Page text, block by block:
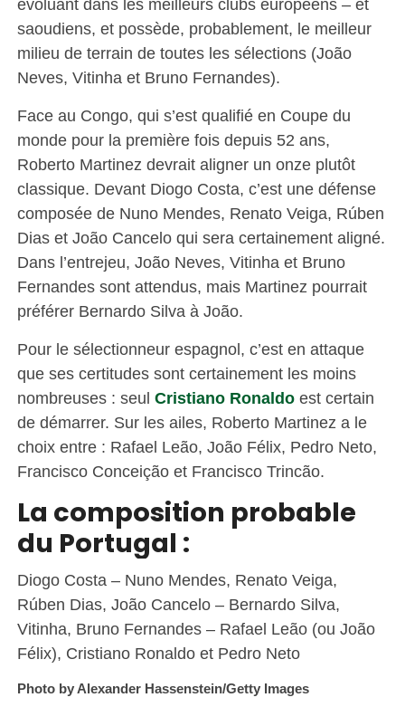
évoluant dans les meilleurs clubs européens – et
saoudiens, et possède, probablement, le meilleur
milieu de terrain de toutes les sélections (João
Neves, Vitinha et Bruno Fernandes).
Face au Congo, qui s’est qualifié en Coupe du
monde pour la première fois depuis 52 ans,
Roberto Martinez devrait aligner un onze plutôt
classique. Devant Diogo Costa, c’est une défense
composée de Nuno Mendes, Renato Veiga, Rúben
Dias et João Cancelo qui sera certainement aligné.
Dans l’entrejeu, João Neves, Vitinha et Bruno
Fernandes sont attendus, mais Martinez pourrait
préférer Bernardo Silva à João.
Pour le sélectionneur espagnol, c’est en attaque
que ses certitudes sont certainement les moins
nombreuses : seul Cristiano Ronaldoest certain
de démarrer. Sur les ailes, Roberto Martinez a le
choix entre : Rafael Leão, João Félix, Pedro Neto,
Francisco Conceição et Francisco Trincão.
La composition probable
du Portugal :
Diogo Costa – Nuno Mendes, Renato Veiga,
Rúben Dias, João Cancelo – Bernardo Silva,
Vitinha, Bruno Fernandes – Rafael Leão (ou João
Félix), Cristiano Ronaldo et Pedro Neto
Photo by Alexander Hassenstein/Getty Images